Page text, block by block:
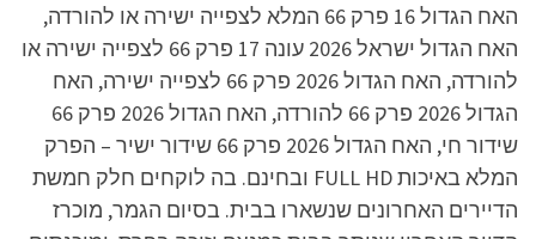
האח הגדול 16 פרק 66 המלא לצפייה ישירה או להורדה,
האח הגדול ישראל 2026 עונה 17 פרק 66 לצפייה ישירה או
להורדה, האח הגדול 2026 פרק 66 לצפייה ישירה, האח
הגדול 2026 פרק 66 להורדה, האח הגדול 2026 פרק 66
שידור חי, האח הגדול 2026 פרק 66 שידור ישיר – הפרק
המלא באיכות FULL HD ובחינם. בה לוקחים חלק חמשת
הדיירים האחרונים שנשארו בבית. בסיום הגמר, מוכרז